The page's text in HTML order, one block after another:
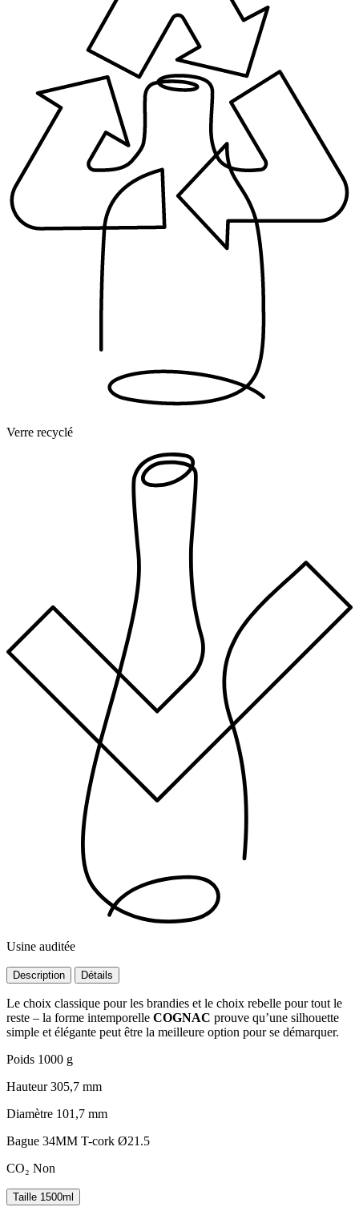
Verre recyclé
Usine auditée
Description Détails
Le choix classique pour les brandies et le choix rebelle pour tout le
reste – la forme intemporelle COGNAC prouve qu’une silhouette
simple et élégante peut être la meilleure option pour se démarquer.
Poids 1000 g
Hauteur305,7 mm
Diamètre 101,7 mm
Bague 34MM T-cork Ø21.5
CO₂ Non
Taille 1500ml